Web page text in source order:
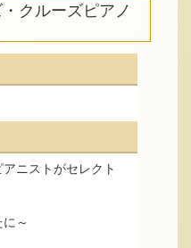
クルーズピアノ
ニストがセレクト
～